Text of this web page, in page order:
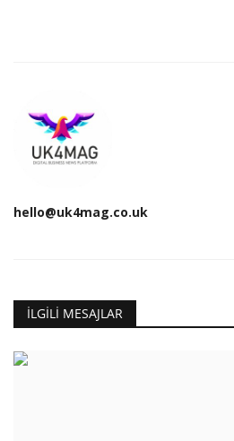
hello@uk4mag.co.uk
İLGILI MESAJLAR